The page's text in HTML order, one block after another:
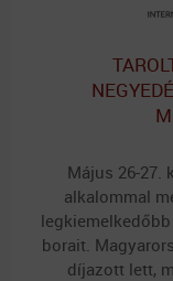
Május 26-27.
alkalommal
borait.
díjazott lett,